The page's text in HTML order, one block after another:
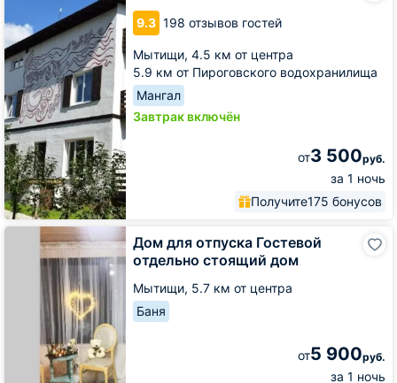
9.3 198 отзывов гостей
Мытищи, 4.5 км от центра
5.9 км от Пироговского водохранилища
Мангал
Завтрак включён
от3 500руб.
за 1 ночь
Получите175 бонусов
Щорса
Дом для отпуска Гостевой
отдельно стоящий дом
Мытищи, 5.7 км от центра
Баня
от5 900руб.
за 1 ночь
Дом
отпуска
Гостевой
отдельно
стоящий